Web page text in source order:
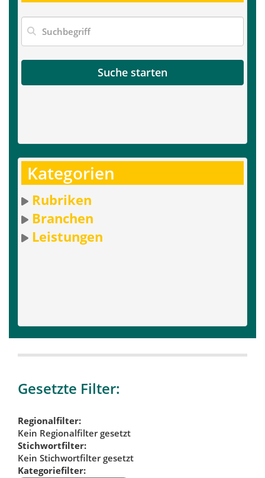
Suche starten
Kategorien
Rubriken
Branchen
Leistungen
Gesetzte Filter:
Regionalfilter:
Kein Regionalfilter gesetzt
Stichwortfilter:
Kein Stichwortfilter gesetzt
Kategoriefilter: